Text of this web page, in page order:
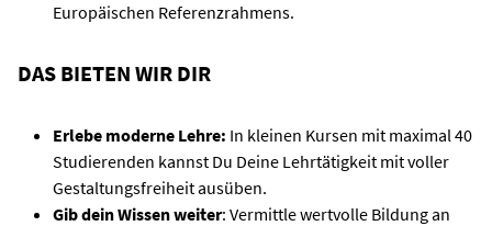
Europäischen Referenzrahmens.
DAS BIETEN WIR DIR
Erlebe moderne Lehre: In kleinen Kursen mit maximal 40
Studierenden kannst Du Deine Lehrtätigkeit mit voller
Gestaltungsfreiheit ausüben.
Gib dein Wissen weiter: Vermittle wertvolle Bildung an